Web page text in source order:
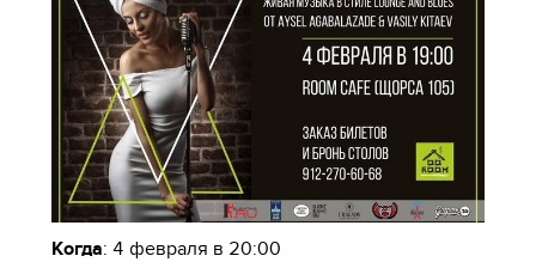
Когда: 4 февраля в 20:00